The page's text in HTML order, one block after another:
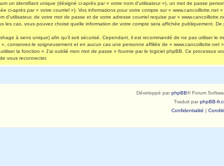
un identifiant unique (désigné ci-après par « votre nom d’utilisateur »), un mot de passe
ci-après par « votre courriel »). Vos informations pour votre compte sur «
d’utilisateur, de votre mot de passe et de votre adresse courriel requise par «
les cas, vous pouvez choisir quelle information de votre compte sera affichée publiquement.
à sens unique) afin qu’il soit sécurisé. Cependant, il est recommandé de ne pas utiliser
conservez-le soigneusement et en aucun cas une personne affiliée de «
la fonction « J’ai oublié mon mot de passe » fournie par le logiciel phpBB. Ce processus
vous reconnecter.
Développé parphpBB® Forum
Traduit parphpBB-
Confidentialité |